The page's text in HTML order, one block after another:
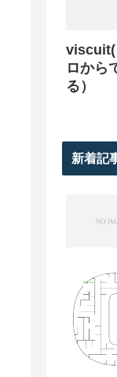
viscuit(
ロから
る）
新着記